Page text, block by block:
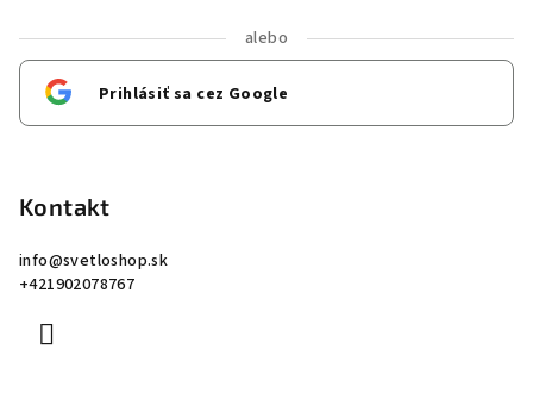
alebo
Prihlásiť sa cez Google
Kontakt
info@svetloshop.sk
+421902078767